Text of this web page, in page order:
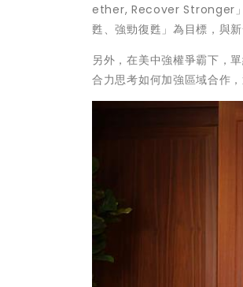
ether, Recover Stronger」
甦、強勁復甦」為目標，與
另外，在美中強權爭霸下，
合力思考如何加強區域合作